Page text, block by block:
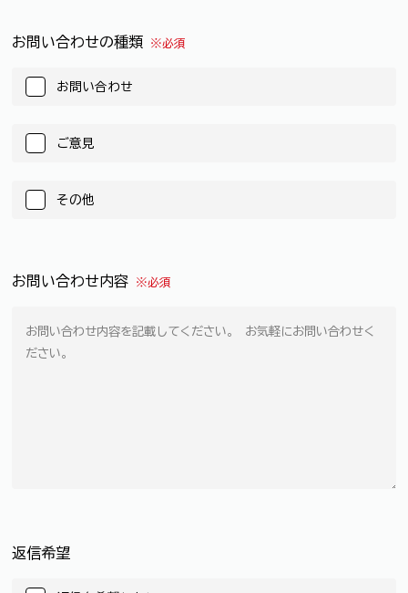
お問い合わせの種類 ※必須
お問い合わせ
ご意見
その他
お問い合わせ内容 ※必須
返信希望